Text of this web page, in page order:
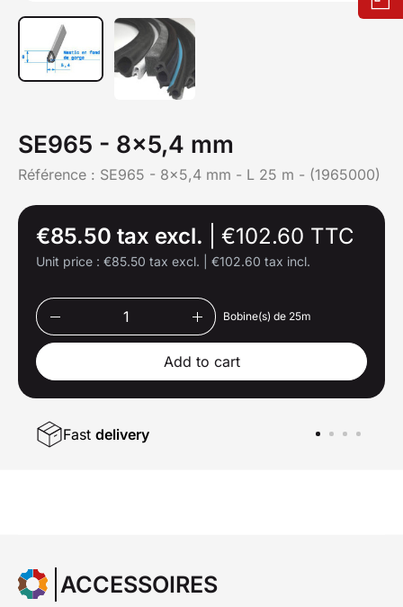
SE965 - 8x5,4 mm
Référence : SE965 - 8x5,4 mm - L 25 m - (1965000)
€85.50 tax excl. €102.60 TTC
Unit price : €85.50 tax excl. €102.60 tax incl.
Bobine(s) de 25m
Add to cart
Fast delivery
ACCESSOIRES